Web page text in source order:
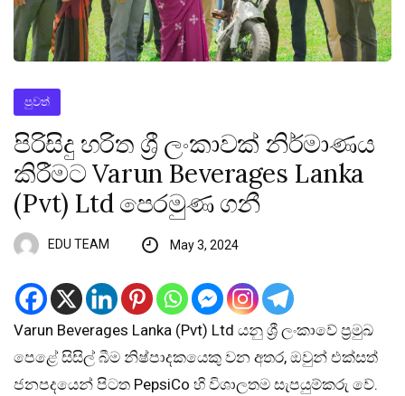
පුවත්
පිරිසිදු හරිත ශ්‍රී ලංකාවක් නිර්මාණය
කිරීමට Varun Beverages Lanka
(Pvt) Ltd පෙරමුණ ගනී
EDU TEAM May 3, 2024
Varun Beverages Lanka (Pvt) Ltd යනු ශ්‍රී ලංකාවේ ප්‍රමුඛ
පෙළේ සිසිල් බීම නිෂ්පාදකයෙකු වන අතර, ඔවුන් එක්සත්
ජනපදයෙන් පිටත PepsiCo හි විශාලතම සැපයුම්කරු වේ.